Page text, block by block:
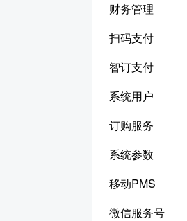
财务管理
扫码支付
智订支付
系统用户
订购服务
系统参数
移动PMS
微信服务号